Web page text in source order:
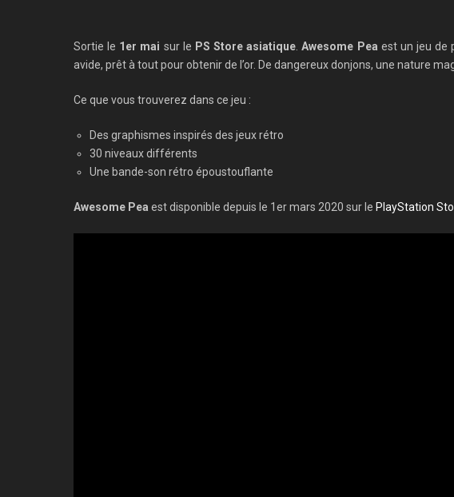
Sortie le 1er mai sur le PS Store asiatique .Awesome Pea est un jeu de
avide, prêt à tout pour obtenir de l’or. De dangereux donjons, une nature
Ce que vous trouverez dans ce jeu :
Des graphismes inspirés des jeux rétro
30 niveaux différents
Une bande-son rétro époustouflante
Awesome Pea est disponible depuis le 1er mars 2020 sur le PlayStation